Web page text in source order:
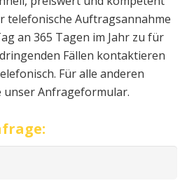
telefonische Auftragsannahme
kontaktieren
Für alle anderen
unser Anfrageformular.